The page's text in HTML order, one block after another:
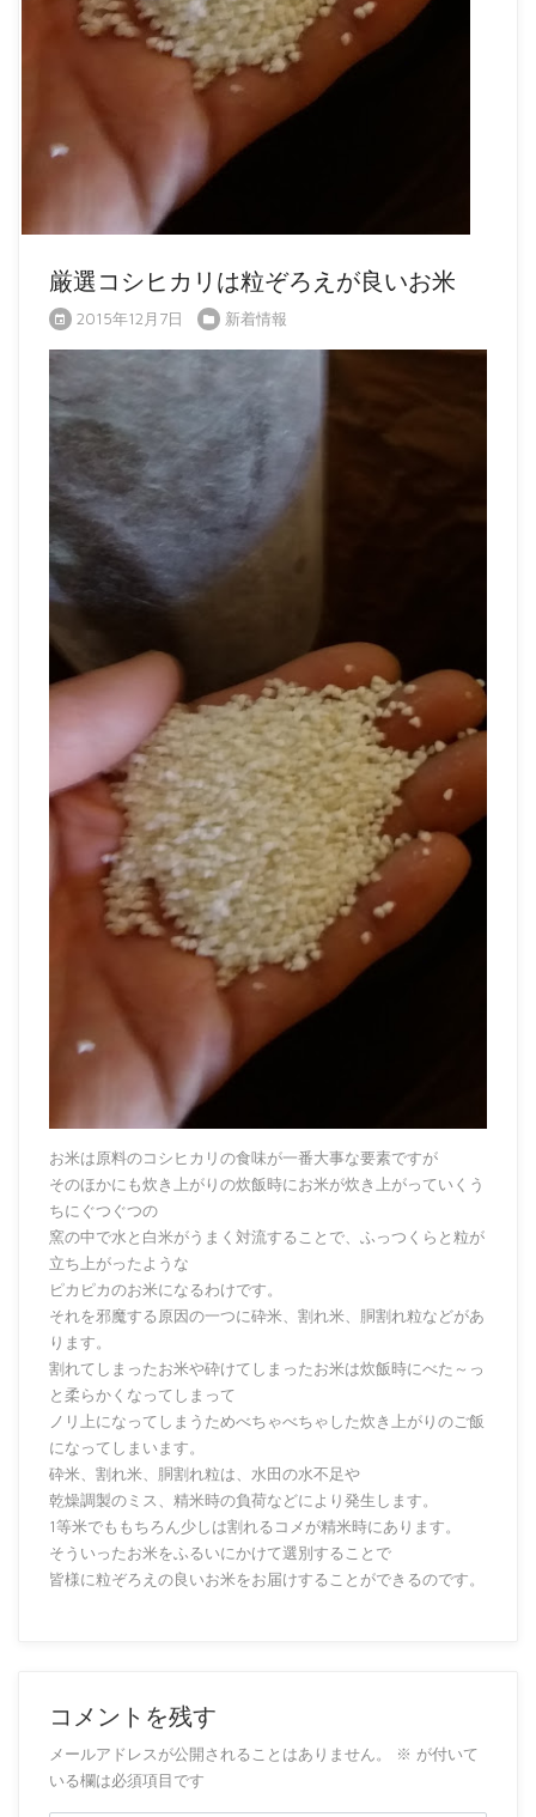
厳選コシヒカリは粒ぞろえが良いお米
2015年12月7日 新着情報
お米は原料のコシヒカリの食味が一番大事な要素ですが
そのほかにも炊き上がりの炊飯時にお米が炊き上がっていくう
ちにぐつぐつの
窯の中で水と白米がうまく対流することで、ふっつくらと粒が
立ち上がったような
ピカピカのお米になるわけです。
それを邪魔する原因の一つに砕米、割れ米、胴割れ粒などがあ
ります。
割れてしまったお米や砕けてしまったお米は炊飯時にべた～っ
と柔らかくなってしまって
ノリ上になってしまうためべちゃべちゃした炊き上がりのご飯
になってしまいます。
砕米、割れ米、胴割れ粒は、水田の水不足や
乾燥調製のミス、精米時の負荷などにより発生します。
1等米でももちろん少しは割れるコメが精米時にあります。
そういったお米をふるいにかけて選別することで
皆様に粒ぞろえの良いお米をお届けすることができるのです。
コメントを残す
メールアドレスが公開されることはありません。 ※ が付いて
いる欄は必須項目です